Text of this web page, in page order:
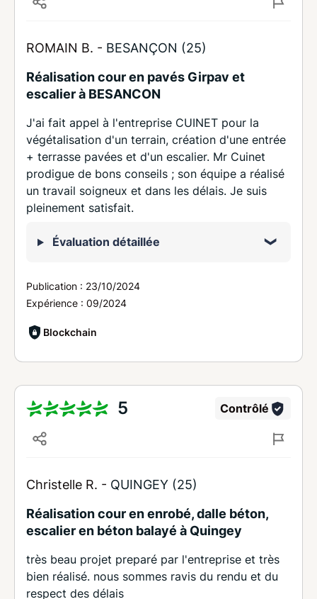
ROMAIN B. - BESANÇON (25)
Réalisation cour en pavés Girpav et
escalier à BESANCON
J'ai fait appel à l'entreprise CUINET pour la
végétalisation d'un terrain, création d'une entrée
+ terrasse pavées et d'un escalier. Mr Cuinet
prodigue de bons conseils ; son équipe a réalisé
un travail soigneux et dans les délais. Je suis
pleinement satisfait.
Évaluation détaillée
Publication : 23/10/2024
Expérience : 09/2024
Blockchain
5 Contrôlé
Christelle R. - QUINGEY (25)
Réalisation cour en enrobé, dalle béton,
escalier en béton balayé à Quingey
très beau projet preparé par l'entreprise et très
bien réalisé. nous sommes ravis du rendu et du
respect des délais